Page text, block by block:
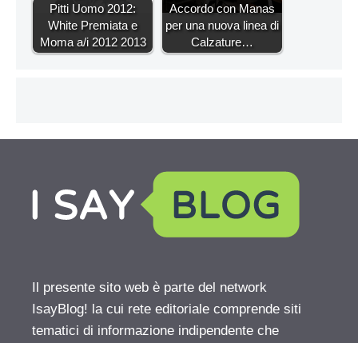
Pitti Uomo 2012:
White Premiata e
Moma a/i 2012 2013
Accordo con Manas
per una nuova linea di
Calzature…
Il presente sito web è parte del network
IsayBlog! la cui rete editoriale comprende siti
tematici di informazione indipendente che